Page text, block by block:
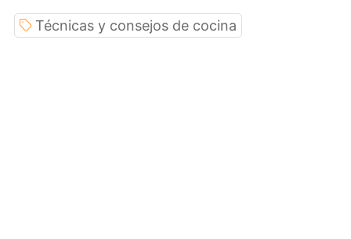
Técnicas y consejos de cocina